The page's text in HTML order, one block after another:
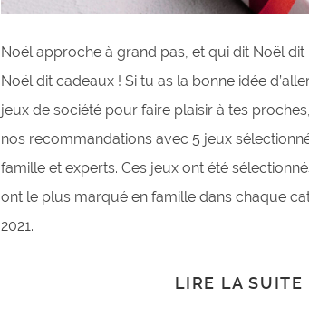
Noël approche à grand pas, et qui dit Noël dit
Noël dit cadeaux ! Si tu as la bonne idée
jeux de société pour faire plaisir à tes
nos recommandations avec 5 jeux
famille et experts. Ces jeux ont été
ont le plus marqué en famille dans chaque
2021.
LIRE LA SUITE